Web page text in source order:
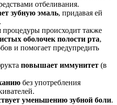
отбеливания.
зубную эмаль, придавая ей
процедуры происходит также
оболочек полости рта,
и помогает предупредить
повышает иммунитет (в
без употребления
уменьшению зубной боли.